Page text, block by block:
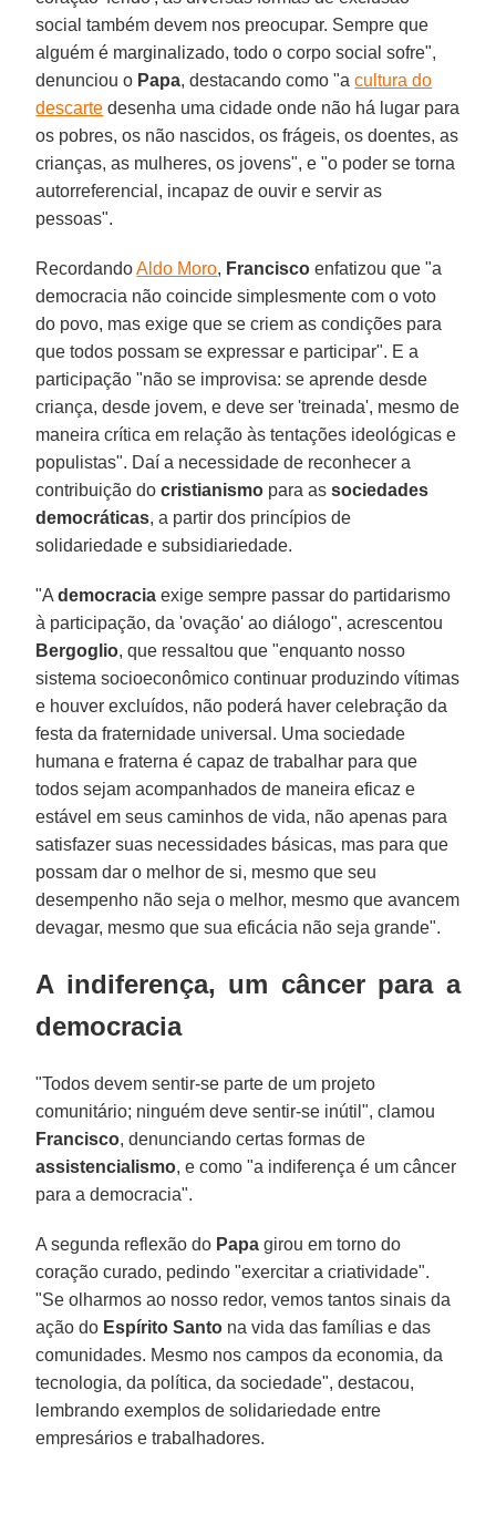
social também devem nos preocupar. Sempre que
alguém é marginalizado, todo o corpo social sofre",
denunciou o Papa, destacando como "acultura do
descarte desenha uma cidade onde não há lugar para
os pobres, os não nascidos, os frágeis, os doentes, as
crianças, as mulheres, os jovens", e "o poder se torna
autorreferencial, incapaz de ouvir e servir as
pessoas".
RecordandoAldo Moro, Francisco enfatizou que "a
democracia não coincide simplesmente com o voto
do povo, mas exige que se criem as condições para
que todos possam se expressar e participar". E a
participação "não se improvisa: se aprende desde
criança, desde jovem, e deve ser 'treinada', mesmo de
maneira crítica em relação às tentações ideológicas e
populistas". Daí a necessidade de reconhecer a
contribuição docristianismo para associedades
democráticas, a partir dos princípios de
solidariedade e subsidiariedade.
"Ademocracia exige sempre passar do partidarismo
à participação, da 'ovação' ao diálogo", acrescentou
Bergoglio, que ressaltou que "enquanto nosso
sistema socioeconômico continuar produzindo vítimas
e houver excluídos, não poderá haver celebração da
festa da fraternidade universal. Uma sociedade
humana e fraterna é capaz de trabalhar para que
todos sejam acompanhados de maneira eficaz e
estável em seus caminhos de vida, não apenas para
satisfazer suas necessidades básicas, mas para que
possam dar o melhor de si, mesmo que seu
desempenho não seja o melhor, mesmo que avancem
devagar, mesmo que sua eficácia não seja grande".
A indiferença, um câncer para a
democracia
"Todos devem sentir-se parte de um projeto
comunitário; ninguém deve sentir-se inútil", clamou
Francisco, denunciando certas formas de
assistencialismo, e como "a indiferença é um câncer
para a democracia".
A segunda reflexão do Papa girou em torno do
coração curado, pedindo "exercitar a criatividade".
"Se olharmos ao nosso redor, vemos tantos sinais da
ação do Espírito Santo na vida das famílias e das
comunidades. Mesmo nos campos da economia, da
tecnologia, da política, da sociedade", destacou,
lembrando exemplos de solidariedade entre
empresários e trabalhadores.